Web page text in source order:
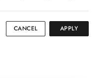
CANCEL APPLY